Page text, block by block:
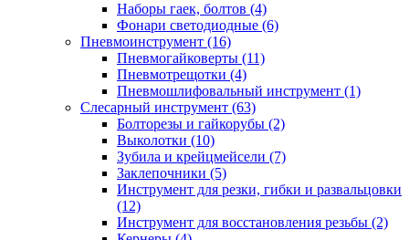
Наборы гаек, болтов (4)
Фонари светодиодные (6)
Пневмоинструмент (16)
Пневмогайковерты (11)
Пневмотрещотки (4)
Пневмошлифовальный инструмент (1)
Слесарный инструмент (63)
Болторезы и гайкорубы (2)
Выколотки (10)
Зубила и крейцмейсели (7)
Заклепочники (5)
Инструмент для резки, гибки и развальцовки
(12)
Инструмент для восстановления резьбы (2)